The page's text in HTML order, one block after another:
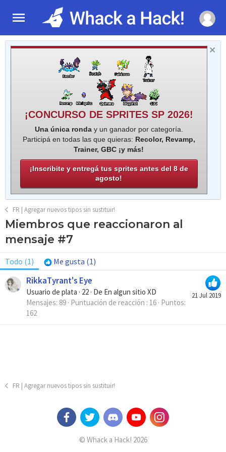
¡CONCURSO DE SPRITES SP 2026!
Una única ronday un ganador por categoría.
Participá en todas las que quieras: Recolor, Revamp,
Trainer, GBC ¡y más!
¡Inscribite y entregá tus sprites antes del 8 de
agosto!
FR | Agregar nuevos tipos sin sustituir!
Miembros que reaccionaron al
mensaje #7
Todo (1) Me gusta (1)
21 Jul 2019
RikkaTyrant's Eye
Usuario de plata · 22 · De En algun sitio XD
Mensajes 89 Puntuación de reacción 16 Puntos
162
FR | Agregar nuevos tipos sin sustituir!
© Whack a Hack! 2026